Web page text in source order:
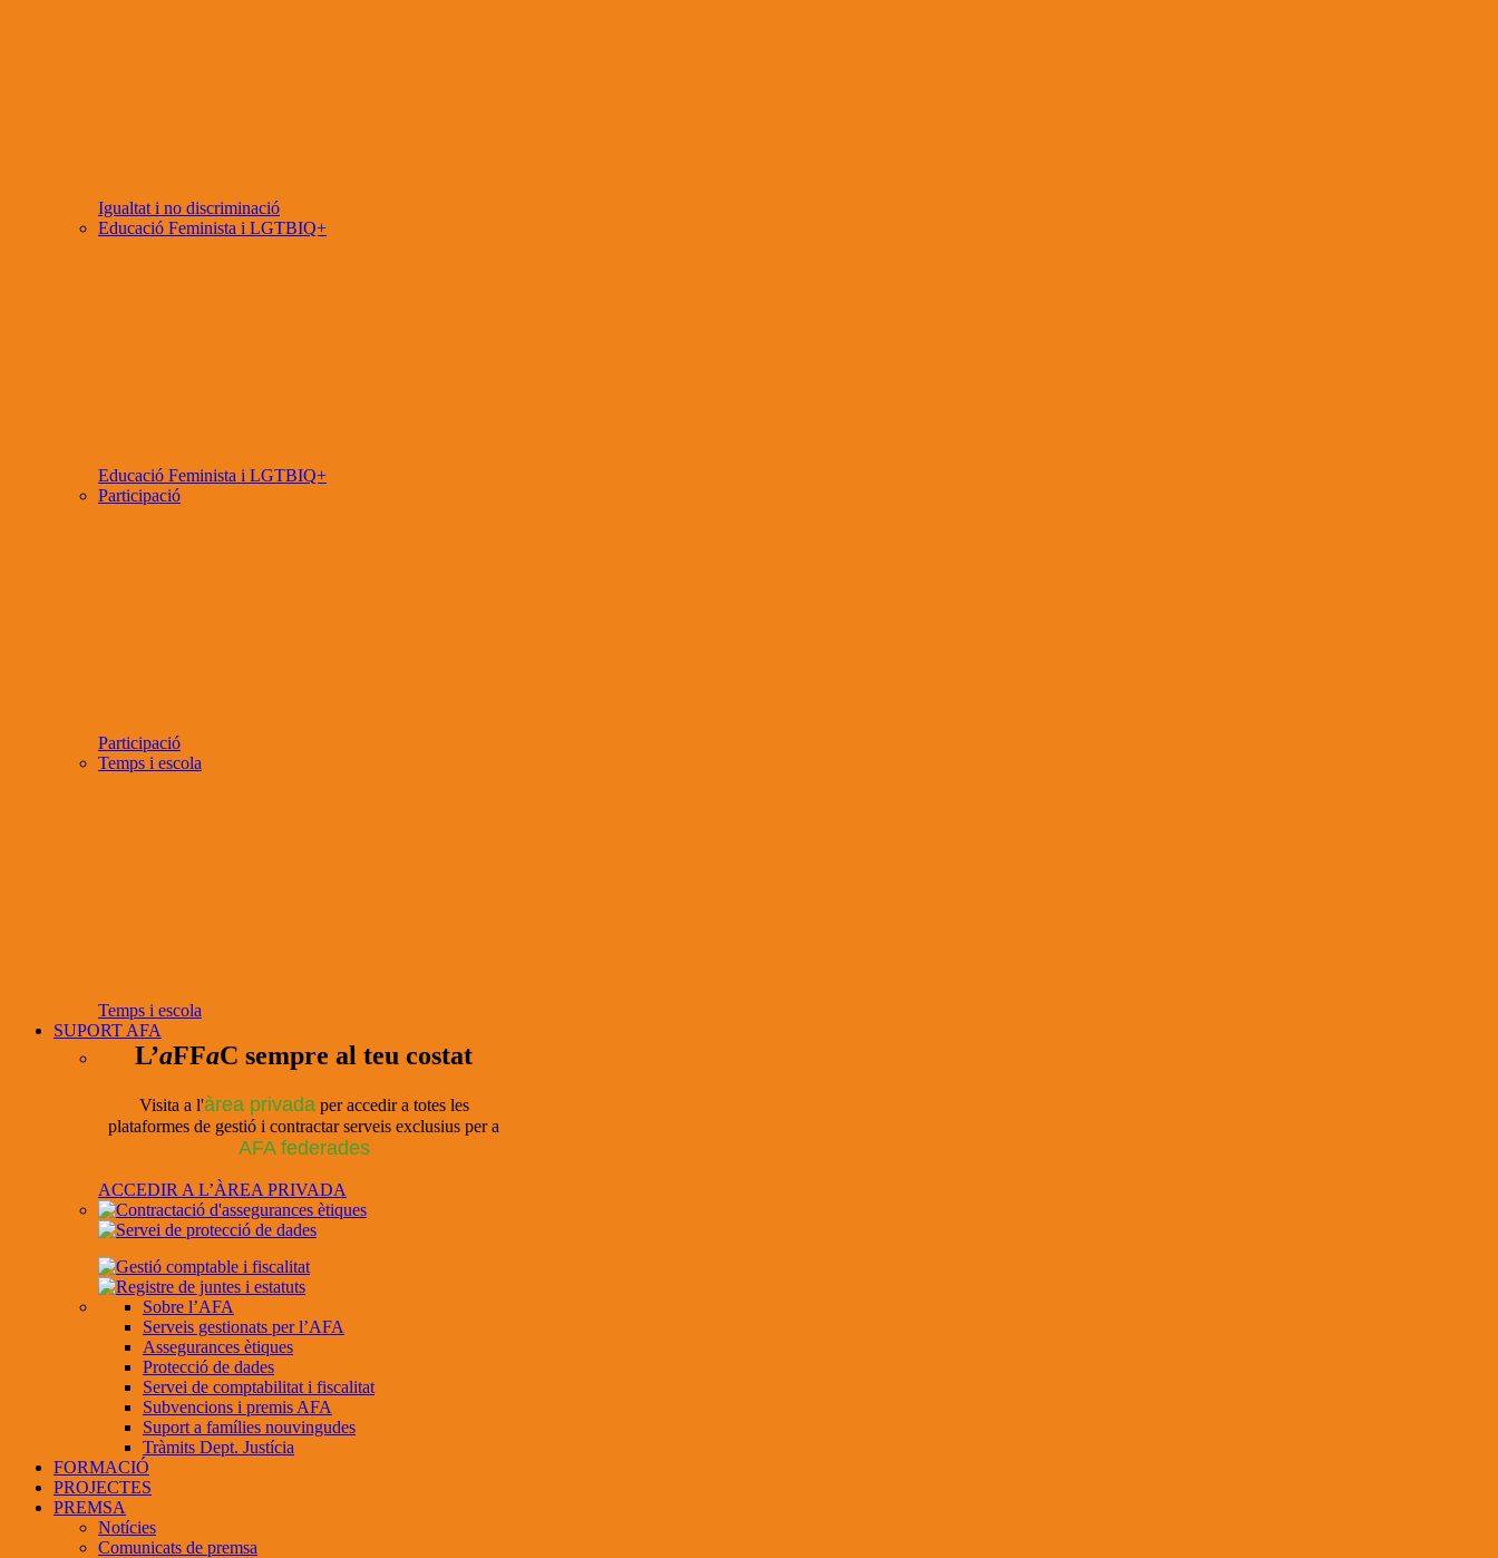
Igualtat i no discriminació
Educació Feminista i LGTBIQ+
Educació Feminista i LGTBIQ+
Participació
Participació
Temps i escola
Temps i escola
SUPORT AFA
L’aFFaC sempre al teu costat
Visita a l'àrea privada per accedir a totes les
plataformes de gestió i contractar serveis exclusius per a
AFA federades
ACCEDIR A L’ÀREA PRIVADA
Sobre l’AFA
Serveis gestionats per l’AFA
Assegurances ètiques
Protecció de dades
Servei de comptabilitat i fiscalitat
Subvencions i premis AFA
Suport a famílies nouvingudes
Tràmits Dept. Justícia
FORMACIÓ
PROJECTES
PREMSA
Notícies
Comunicats de premsa